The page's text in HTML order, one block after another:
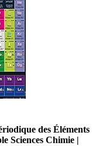
des Éléments
Sciences Chimie |